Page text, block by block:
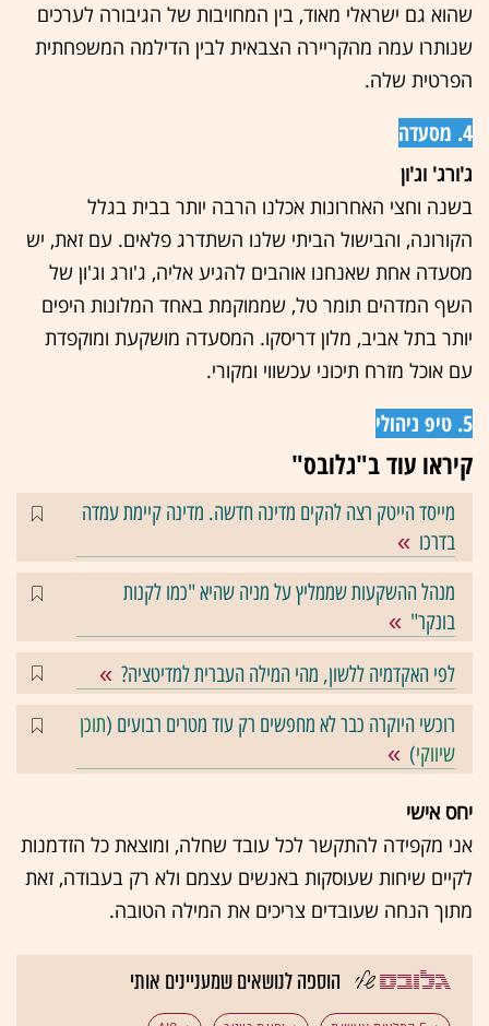
שהוא גם ישראלי מאוד, בין המחויבות של הגיבורה לערכים
שנותרו עמה מהקריירה הצבאית לבין הדילמה המשפחתית
הפרטית שלה.
4. מסעדה
ג'ורג' וג'ון
בשנה וחצי האחרונות אכלנו הרבה יותר בבית בגלל
הקורונה, והבישול הביתי שלנו השתדרג פלאים. עם זאת, יש
מסעדה אחת שאנחנו אוהבים להגיע אליה, ג'ורג וג'ון של
השף המדהים תומר טל, שממוקמת באחד המלונות היפים
יותר בתל אביב, מלון דריסקו. המסעדה מושקעת ומוקפדת
עם אוכל מזרח תיכוני עכשווי ומקורי.
5. טיפ ניהולי
קיראו עוד ב"גלובס"
מייסד הייטק רצה להקים מדינה חדשה. מדינה קיימת עמדה
בדרכו
מנהל ההשקעות שממליץ על מניה שהיא "כמו לקנות
בונקר"
לפי האקדמיה ללשון, מהי המילה העברית למדיטציה?
רוכשי היוקרה כבר לא מחפשים רק עוד מטרים רבועים (תוכן
שיווקי)
יחס אישי
אני מקפידה להתקשר לכל עובד שחלה, ומוצאת כל הזדמנות
לקיים שיחות שעוסקות באנשים עצמם ולא רק בעבודה, זאת
מתוך הנחה שעובדים צריכים את המילה הטובה.
הוספה לנושאים שמעניינים אותי